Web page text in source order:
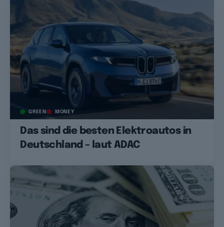
GREEN MONEY
Das sind die besten Elektroautos in
Deutschland – laut ADAC